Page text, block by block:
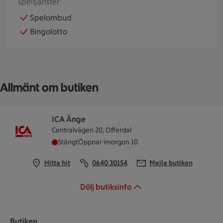
Spelombud
Bingolotto
Allmänt om butiken
ICA Änge
Centralvägen 20, Offerdal
ICA Änge har stängt idag, öppnar imorgon
StängtÖppnar imorgon 10
Hitta hit 0640 30154 Mejla butiken
Dölj butiksinfo